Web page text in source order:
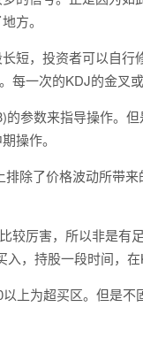
方。
，投资者可以自行
每一次的KDJ的金叉
的参数来指导操作。
操作。
了价格波动所带来
厉害，所以非是有
，持股一段时间，在
为超买区。但是不